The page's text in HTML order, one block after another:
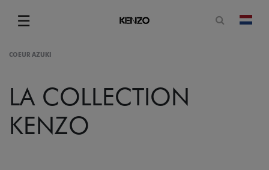
☰
Menu
Open
COEUR AZUKI
LA COLLECTION
KENZO